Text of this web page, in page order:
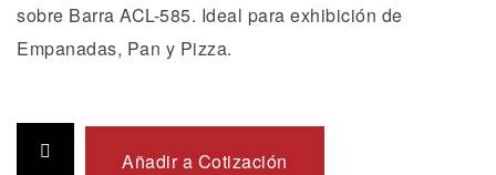
sobre Barra ACL-585. Ideal para exhibición de
Empanadas, Pan y Pizza.
Añadir a Cotización